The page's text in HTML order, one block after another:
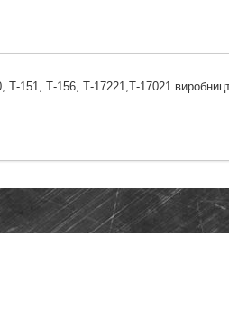
Т-151, Т-156, Т-17221,Т-17021